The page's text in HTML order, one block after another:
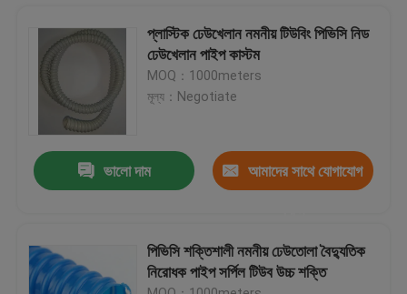
যোগাযোগ করুন
উদ্ধৃতির জন্য আবেদন
নমনীয় পিভিসি টিউবিং
ঢেউখেলান নমনীয় টিউবিং
প্লাস্টিক ঢেউখেলান নমনীয় টিউবিং পিভিসি নিড
ঢেউখেলান পাইপ কাস্টম
MOQ：1000meters
মূল্য：Negotiate
ভালো দাম আমাদের সাথে যোগাযোগ
পিভিসি শক্তিশালী নমনীয় ঢেউতোলা বৈদ্যুতিক
নিরোধক পাইপ সর্পিল টিউব উচ্চ শক্তি